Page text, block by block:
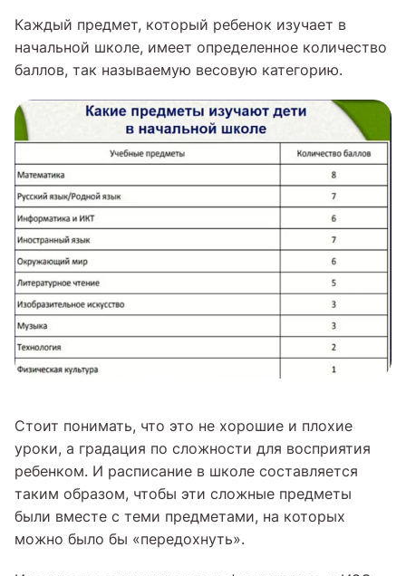
Каждый предмет, который ребенок изучает в
начальной школе, имеет определенное количество
баллов, так называемую весовую категорию.
Стоит понимать, что это не хорошие и плохие
уроки, а градация по сложности для восприятия
ребенком. И расписание в школе составляется
таким образом, чтобы эти сложные предметы
были вместе с теми предметами, на которых
можно было бы «передохнуть».